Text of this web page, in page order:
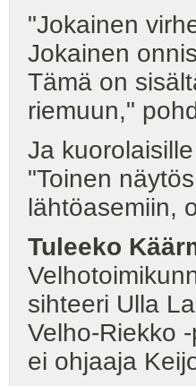
"Jokainen
Jokainen
Tämä on
riemuun,"
Ja
"Toinen
lähtöasemiin,
Tuleeko
sihteeri Ulla
Velho-Riekko
ei ohjaaja